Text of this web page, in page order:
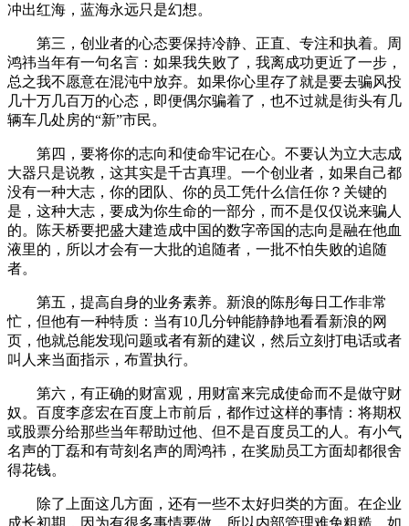
冲出红海，蓝海永远只是幻想。
第三，创业者的心态要保持冷静、正直、专注和执着。周
鸿祎当年有一句名言：如果我失败了，我离成功更近了一步，
总之我不愿意在混沌中放弃。如果你心里存了就是要去骗风投
几十万几百万的心态，即便偶尔骗着了，也不过就是街头有几
辆车几处房的“新”市民。
第四，要将你的志向和使命牢记在心。不要认为立大志成
大器只是说教，这其实是千古真理。一个创业者，如果自己都
没有一种大志，你的团队、你的员工凭什么信任你？关键的
是，这种大志，要成为你生命的一部分，而不是仅仅说来骗人
的。陈天桥要把盛大建造成中国的数字帝国的志向是融在他血
液里的，所以才会有一大批的追随者，一批不怕失败的追随
者。
第五，提高自身的业务素养。新浪的陈彤每日工作非常
忙，但他有一种特质：当有10几分钟能静静地看看新浪的网
页，他就总能发现问题或者有新的建议，然后立刻打电话或者
叫人来当面指示，布置执行。
第六，有正确的财富观，用财富来完成使命而不是做守财
奴。百度李彦宏在百度上市前后，都作过这样的事情：将期权
或股票分给那些当年帮助过他、但不是百度员工的人。有小气
名声的丁磊和有苛刻名声的周鸿祎，在奖励员工方面却都很舍
得花钱。
除了上面这几方面，还有一些不太好归类的方面。在企业
成长初期，因为有很多事情要做，所以内部管理难免粗糙。如